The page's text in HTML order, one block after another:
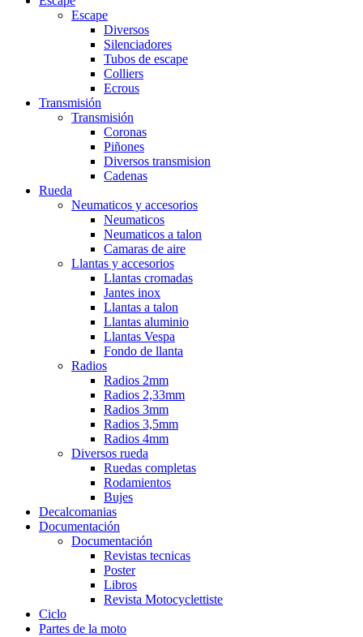
Escape
Diversos
Silenciadores
Tubos de escape
Colliers
Ecrous
Transmisión
Transmisión
Coronas
Piñones
Diversos transmision
Cadenas
Rueda
Neumaticos y accesorios
Neumaticos
Neumaticos a talon
Camaras de aire
Llantas y accesorios
Llantas cromadas
Jantes inox
Llantas a talon
Llantas aluminio
Llantas Vespa
Fondo de llanta
Radios
Radios 2mm
Radios 2,33mm
Radios 3mm
Radios 3,5mm
Radios 4mm
Diversos rueda
Ruedas completas
Rodamientos
Bujes
Decalcomanias
Documentación
Documentación
Revistas tecnicas
Poster
Libros
Revista Motocyclettiste
Ciclo
Partes de la moto